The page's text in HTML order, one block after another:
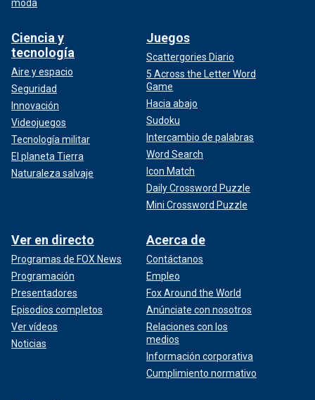
moda
Ciencia y
tecnología
Aire y espacio
Seguridad
Innovación
Videojuegos
Tecnología militar
El planeta Tierra
Naturaleza salvaje
Juegos
Scattergories Diario
5 Across the Letter Word
Game
Hacia abajo
Sudoku
Intercambio de palabras
Word Search
Icon Match
Daily Crossword Puzzle
Mini Crossword Puzzle
Ver en directo
Programas de FOX News
Programación
Presentadores
Episodios completos
Ver vídeos
Noticias
Acerca de
Contáctanos
Empleo
Fox Around the World
Anúnciate con nosotros
Relaciones con los
medios
Información corporativa
Cumplimiento normativo